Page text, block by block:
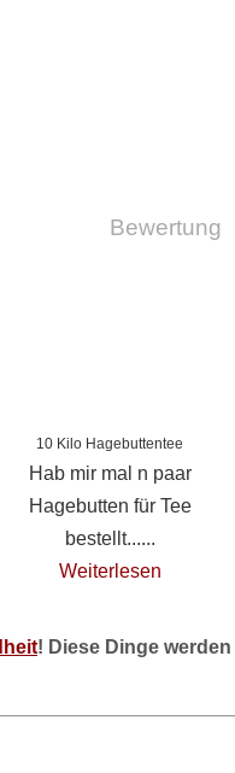
Bewertung
10 Kilo Hagebuttentee
Hab mir mal n paar
Hagebutten für Tee
bestellt......
Weiterlesen
! Diese Dinge werden